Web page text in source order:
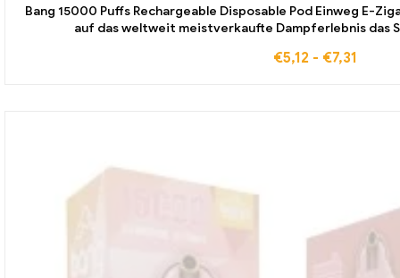
Bang 15000 Puffs Rechargeable Disposable Pod Einweg E-
auf das weltweit meistverkaufte Dampferlebnis das
€5,12 - €7,31